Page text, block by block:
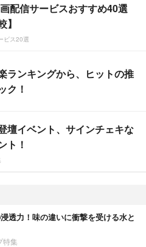
配信サービスおすすめ40選
】
ビス20選
ランキングから、ヒットの推
ク！
壇イベント、サインチェキな
ト！
透力！味の違いに衝撃を受ける水と
特集